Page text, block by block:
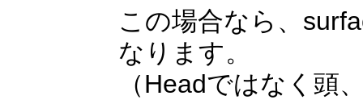
この場合なら、
なります。
（Headではなく頭